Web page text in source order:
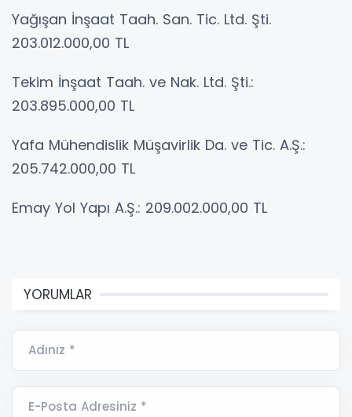
Yağışan İnşaat Taah. San. Tic. Ltd. Şti.
203.012.000,00 TL
Tekim İnşaat Taah. ve Nak. Ltd. Şti.:
203.895.000,00 TL
Yafa Mühendislik Müşavirlik Da. ve Tic. A.Ş.:
205.742.000,00 TL
Emay Yol Yapı A.Ş.: 209.002.000,00 TL
YORUMLAR
Adınız *
E-Posta Adresiniz *